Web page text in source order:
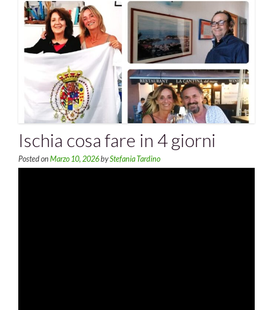
Ischia cosa fare in 4 giorni
Posted on Marzo 10, 2026byStefania Tardino